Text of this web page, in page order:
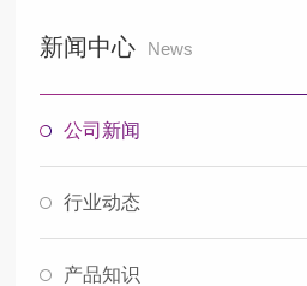
新闻中心 News
公司新闻
行业动态
产品知识